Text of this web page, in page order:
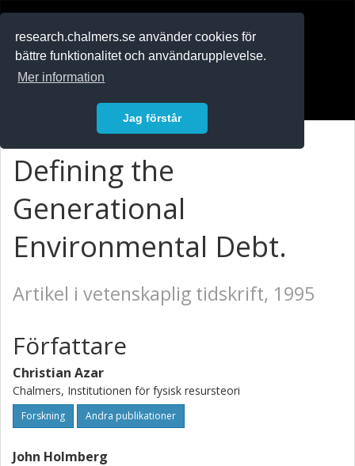
research.chalmers.se använder cookies för
bättre funktionalitet och användarupplevelse.
Mer information
Jag förstår
Defining the
Generational
Environmental Debt.
Artikel i vetenskaplig tidskrift, 1995
Författare
Christian Azar
Chalmers, Institutionen för fysisk resursteori
Forskning Andra publikationer
John Holmberg